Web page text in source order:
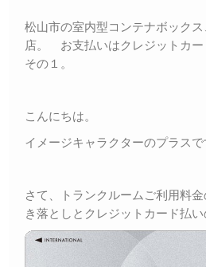
松山市の室内型コンテナボック
店。 お支払いはクレジットカー
その１。
こんにちは。
イメージキャラクターのプラスで
さて、トランクルームご利用料
き落としとクレジットカード払い